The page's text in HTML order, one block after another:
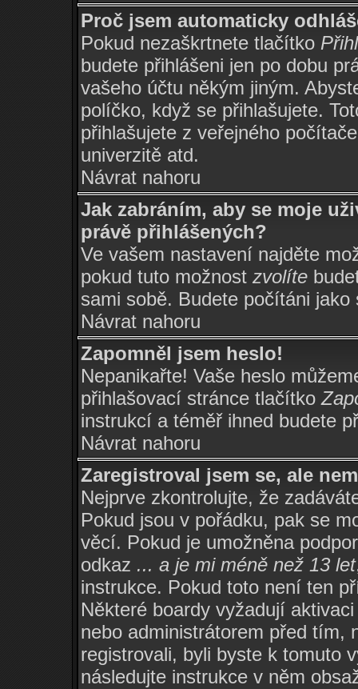
Proč jsem automaticky
Pokud nezaškrtnete tlačítko
budete přihlášeni jen po dobu
vašeho účtu někým jiným.
políčko, když se přihlašujete.
přihlašujete z veřejného
univerzitě atd.
Návrat nahoru
Jak zabráním, aby se moje
právě přihlášených?
Ve vašem nastavení najděte
pokud tuto možnost zvolíte
sami sobě. Budete počítáni jako
Návrat nahoru
Zapomněl jsem heslo!
Nepanikařte! Vaše heslo
přihlašovací stránce tlačítko
instrukcí a téměř ihned budete
Návrat nahoru
Zaregistroval jsem se, ale
Nejprve zkontrolujte, že
Pokud jsou v pořádku, pak se
věcí. Pokud je umožněna
odkaz ... a je mi méně než 13 let
instrukce. Pokud toto není ten
Některé boardy vyžadují
nebo administrátorem před tím,
registrovali, byli byste k tomuto
následujte instrukce v něm